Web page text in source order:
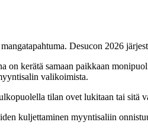
Desucon 2026
kerätä samaan paikkaan
valikoimista.
tilan ovet lukitaan tai sitä
kuljettaminen myyntisaliin